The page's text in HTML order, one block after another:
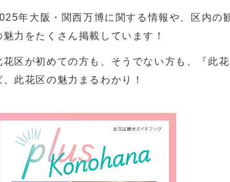
年大阪・関西万博に関する情報や、区内の
魅力をたくさん掲載しています！
花区が初めての方も、そうでない方も、『此
、此花区の魅力まるわかり！